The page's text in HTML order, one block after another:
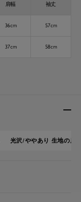
肩幅 袖丈
36cm 57cm
37cm 58cm
光沢/ややあり 生地の厚